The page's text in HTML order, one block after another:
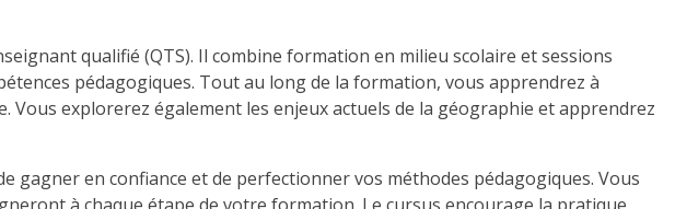
qualifié (QTS). Il combine formation en milieu scolaire et sessions
pédagogiques. Tout au long de la formation, vous apprendrez à
explorerez également les enjeux actuels de la géographie et apprendrez
en confiance et de perfectionner vos méthodes pédagogiques. Vous